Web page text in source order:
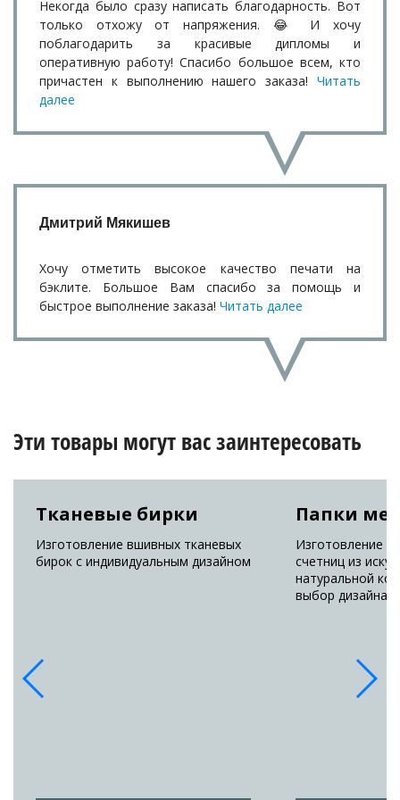
Некогда было сразу написать благодарность. Вот
только отхожу от напряжения. 😂 И хочу
поблагодарить за красивые дипломы и
оперативную работу! Спасибо большое всем, кто
причастен к выполнению нашего заказа! Читать
далее
Дмитрий Мякишев
Хочу отметить высокое качество печати на
бэклите. Большое Вам спасибо за помощь и
быстрое выполнение заказа! Читать далее
Эти товары могут вас заинтересовать
Тканевые бирки
Изготовление вшивных тканевых
бирок с индивидуальным дизайном
Папки
Изготовление
счетниц из
натуральной
выбор дизайна